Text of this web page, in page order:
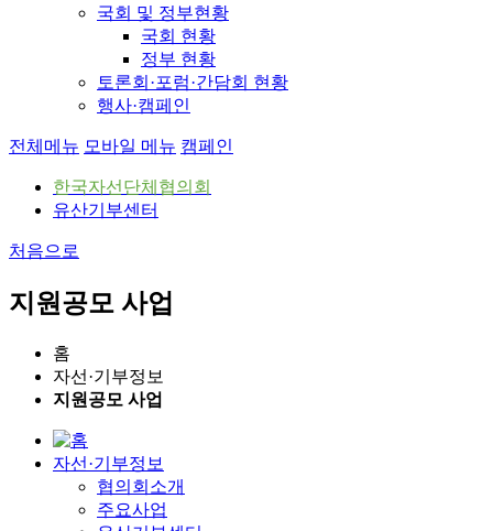
국회 및 정부현황
국회 현황
정부 현황
토론회·포럼·간담회 현황
행사·캠페인
전체메뉴 모바일 메뉴 캠페인
한국자선단체협의회
유산기부센터
처음으로
지원공모 사업
홈
자선·기부정보
지원공모 사업
자선·기부정보
협의회소개
주요사업